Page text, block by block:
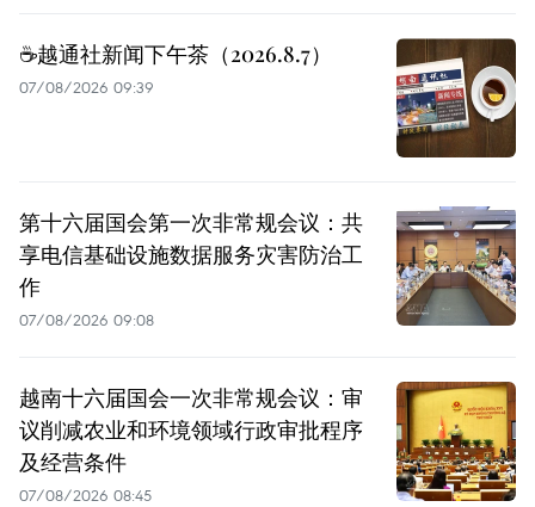
☕️越通社新闻下午茶（2026.8.7）
07/08/2026 09:39
第十六届国会第一次非常规会议：共
享电信基础设施数据服务灾害防治工
作
07/08/2026 09:08
越南十六届国会一次非常规会议：审
议削减农业和环境领域行政审批程序
及经营条件
07/08/2026 08:45